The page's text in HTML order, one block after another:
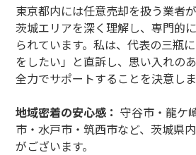
東京都内には任意売却を扱う業者
茨城エリアを深く理解し、専門的
られています。私は、代表の三瓶
をしたい」と直訴し、思い入れの
全力でサポートすることを決意しま
地域密着の安心感： 守谷市・龍ケ
市・水戸市・筑西市など、茨城県
がございます。